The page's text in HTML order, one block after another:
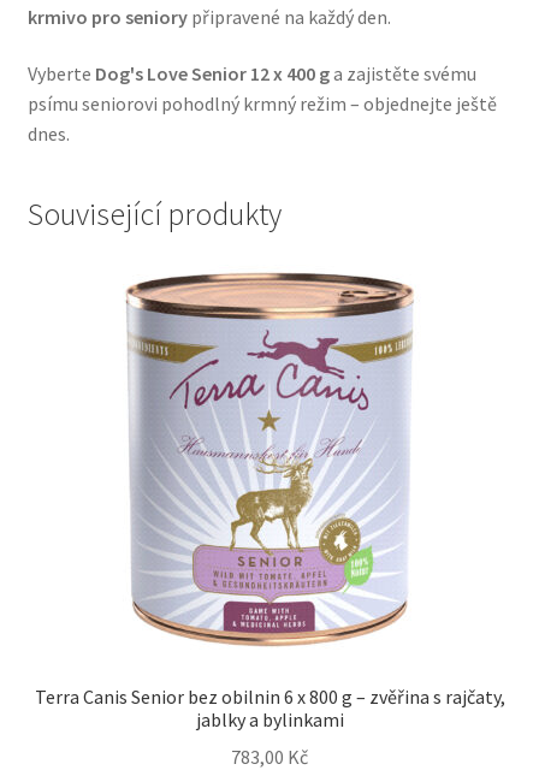
krmivo pro seniorypřipravené na každý den.
Vyberte Dog's Love Senior 12 x 400 ga zajistěte svému
psímu seniorovi pohodlný krmný režim – objednejte ještě
dnes.
Související produkty
Terra Canis Senior bez obilnin 6 x 800 g – zvěřina s rajčaty,
jablky a bylinkami
783,00 Kč